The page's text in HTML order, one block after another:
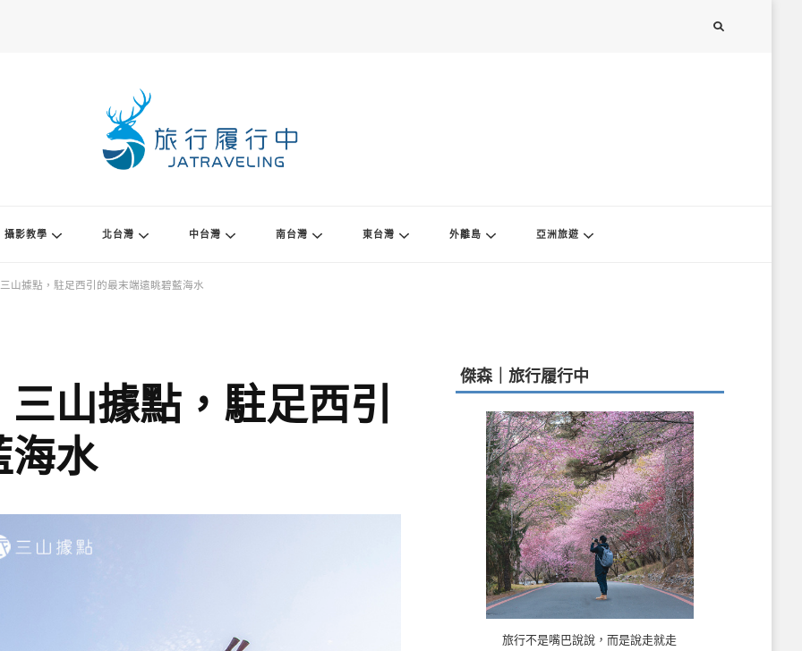
攝影教學 北台灣 中台灣 南台灣 東台灣 外離島 亞洲旅遊
山據點，駐足西引的最末端遠眺碧藍海水
山據點，駐足西引
海水
傑森｜旅行履行中
旅行不是嘴巴說說，而是說走就走